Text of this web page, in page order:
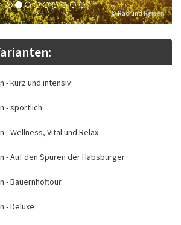
© Rad und Reisen
- kurz und intensiv
- sportlich
- Wellness, Vital und Relax
- Auf den Spuren der Habsburger
- Bauernhoftour
- Deluxe